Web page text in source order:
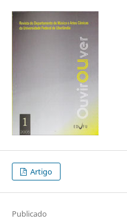
Artigo
Publicado